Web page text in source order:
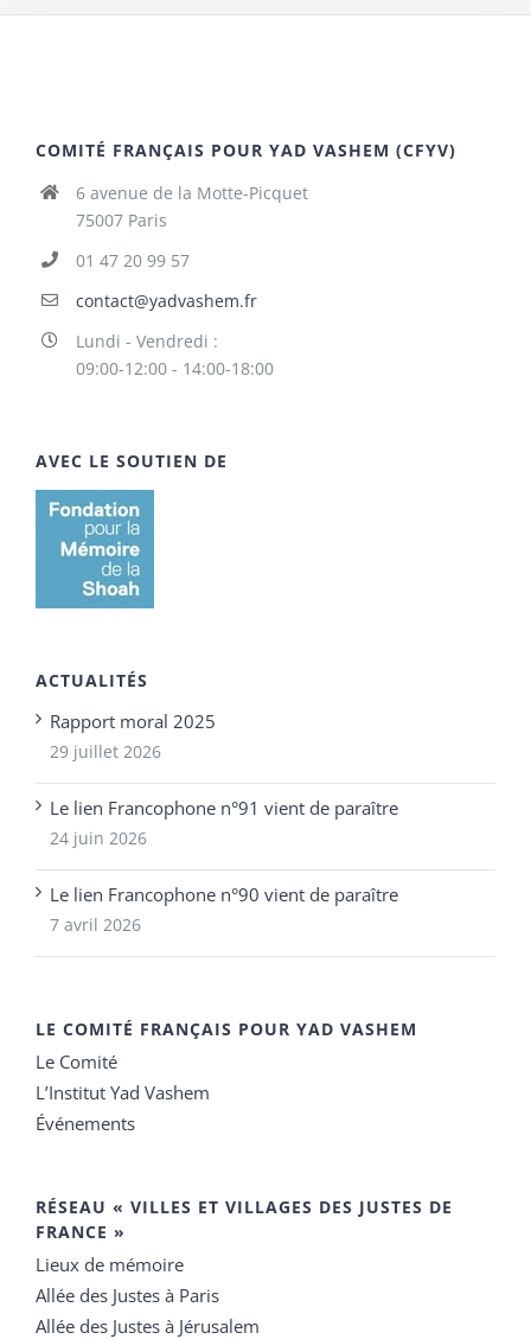
COMITÉ FRANÇAIS POUR YAD VASHEM (CFYV)
6 avenue de la Motte-Picquet
75007 Paris
01 47 20 99 57
contact@yadvashem.fr
Lundi - Vendredi :
09:00-12:00 - 14:00-18:00
AVEC LE SOUTIEN DE
ACTUALITÉS
Rapport moral 2025
29 juillet 2026
Le lien Francophone n°91 vient de paraître
24 juin 2026
Le lien Francophone n°90 vient de paraître
7 avril 2026
LE COMITÉ FRANÇAIS POUR YAD VASHEM
Le Comité
L’Institut Yad Vashem
Événements
RÉSEAU « VILLES ET VILLAGES DES JUSTES DE
FRANCE »
Lieux de mémoire
Allée des Justes à Paris
Allée des Justes à Jérusalem